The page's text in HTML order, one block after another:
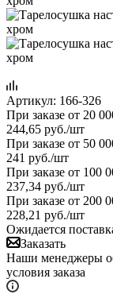
Артикул: 166-326
При заказе от 20
244,65 руб./шт
При заказе от 50
241 руб./шт
При заказе от 100
237,34 руб./шт
При заказе от 200
228,21 руб./шт
Ожидается
Заказать
Наши менеджеры
условия заказа